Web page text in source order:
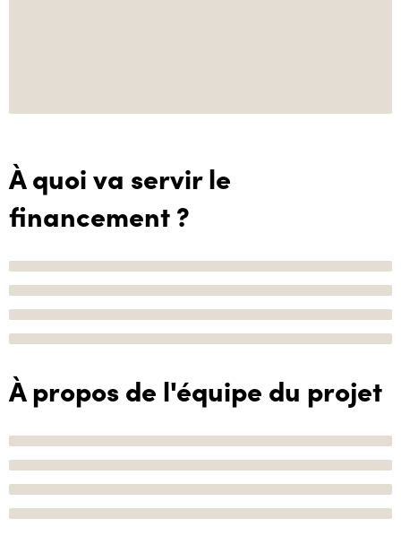
À quoi va servir le
financement ?
À propos de l'équipe du projet